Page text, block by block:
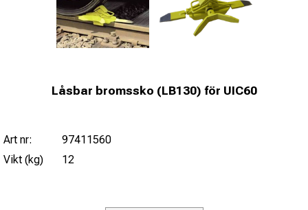
Låsbar bromssko (LB130) för UIC60
Art nr:
97411560
Vikt (kg)
12